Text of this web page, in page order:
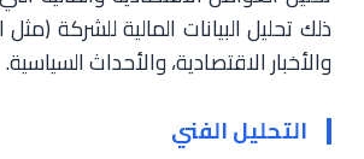
ذلك تحليل البيانات المالية للشركة (مثل
والأخبار الاقتصادية، والأحداث السياسية.
التحليل الفني